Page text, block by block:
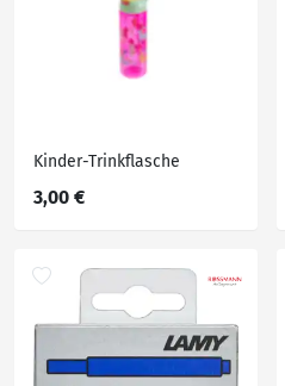
Kinder-Trinkflasche
3,00 €